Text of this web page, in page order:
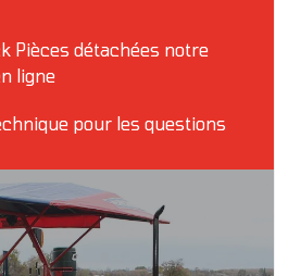
Pièces détachées notre
ligne
pour les questions